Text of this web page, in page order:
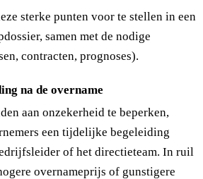
sterke punten voor te stellen in een
samen met de nodige
contracten, prognoses).
na de overname
aan onzekerheid te beperken,
een tijdelijke begeleiding
of het directieteam. In ruil
overnameprijs of gunstigere